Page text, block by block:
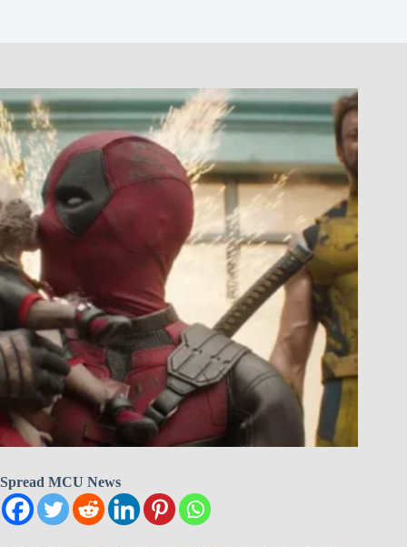
Spread MCU News